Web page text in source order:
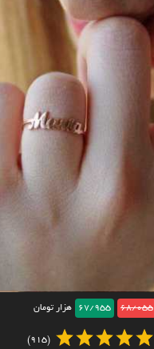
68/055
67/955 هزار تومان
(915)